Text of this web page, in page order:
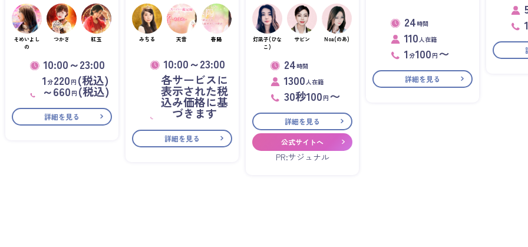
そめいよし
の
つかさ 紅玉
10:00～23:00
1分220 円 (税込)
～660 円 (税込)
詳細を見る
みちる 天音 春陽
10:00～23:00
各サービスに
表示された税
込み価格に基
づきます
詳細を見る
灯凪子(ひな
こ)
サビン Noa(のあ)
24 時間
1300人在籍
30秒100 円 〜
詳細を見る
公式サイトへ
PR:サジュナル
24 時間
110人在籍
1分100 円 〜
詳細を見る
1